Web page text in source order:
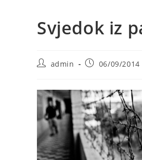
Svjedok iz
Postadmin
Post06/09/2014